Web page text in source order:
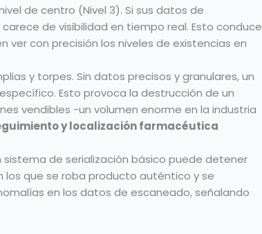
de centro (Nivel 3). Si sus datos de
de visibilidad en tiempo real. Esto conduce
con precisión los niveles de existencias en
y torpes. Sin datos precisos y granulares, un
Esto provoca la destrucción de un
vendibles -un volumen enorme en la industria
y localización farmacéutica
de serialización básico puede detener
que se roba producto auténtico y se
en los datos de escaneado, señalando